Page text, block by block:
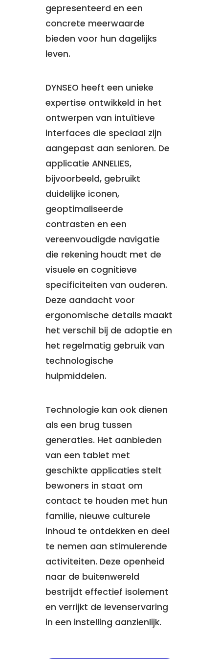
gepresenteerd en een
concrete meerwaarde
bieden voor hun dagelijks
leven.
DYNSEO heeft een unieke
expertise ontwikkeld in het
ontwerpen van intuïtieve
interfaces die speciaal zijn
aangepast aan senioren. De
applicatie ANNELIES,
bijvoorbeeld, gebruikt
duidelijke iconen,
geoptimaliseerde
contrasten en een
vereenvoudigde navigatie
die rekening houdt met de
visuele en cognitieve
specificiteiten van ouderen.
Deze aandacht voor
ergonomische details maakt
het verschil bij de adoptie en
het regelmatig gebruik van
technologische
hulpmiddelen.
Technologie kan ook dienen
als een brug tussen
generaties. Het aanbieden
van een tablet met
geschikte applicaties stelt
bewoners in staat om
contact te houden met hun
familie, nieuwe culturele
inhoud te ontdekken en deel
te nemen aan stimulerende
activiteiten. Deze openheid
naar de buitenwereld
bestrijdt effectief isolement
en verrijkt de levenservaring
in een instelling aanzienlijk.